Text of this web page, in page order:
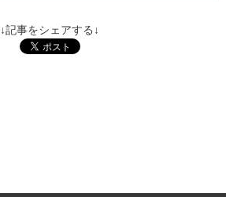
↓記事をシェアする↓